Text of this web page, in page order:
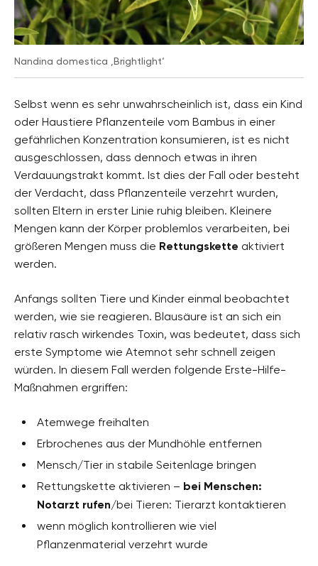
Nandina domestica ‚Brightlight‘
Selbst wenn es sehr unwahrscheinlich ist, dass ein Kind
oder Haustiere Pflanzenteile vom Bambus in einer
gefährlichen Konzentration konsumieren, ist es nicht
ausgeschlossen, dass dennoch etwas in ihren
Verdauungstrakt kommt. Ist dies der Fall oder besteht
der Verdacht, dass Pflanzenteile verzehrt wurden,
sollten Eltern in erster Linie ruhig bleiben. Kleinere
Mengen kann der Körper problemlos verarbeiten, bei
größeren Mengen muss die Rettungskette aktiviert
werden.
Anfangs sollten Tiere und Kinder einmal beobachtet
werden, wie sie reagieren. Blausäure ist an sich ein
relativ rasch wirkendes Toxin, was bedeutet, dass sich
erste Symptome wie Atemnot sehr schnell zeigen
würden. In diesem Fall werden folgende Erste-Hilfe-
Maßnahmen ergriffen:
Atemwege freihalten
Erbrochenes aus der Mundhöhle entfernen
Mensch/Tier in stabile Seitenlage bringen
Rettungskette aktivieren – bei Menschen:
Notarzt rufen/bei Tieren: Tierarzt kontaktieren
wenn möglich kontrollieren wie viel
Pflanzenmaterial verzehrt wurde